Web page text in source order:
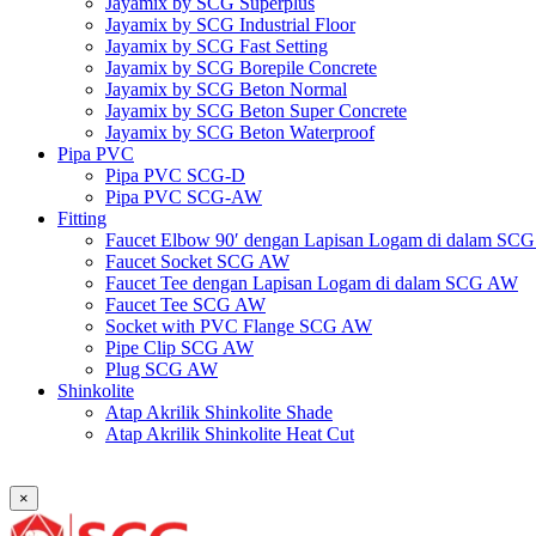
Jayamix by SCG Industrial Floor
Jayamix by SCG Fast Setting
Jayamix by SCG Borepile Concrete
Jayamix by SCG Beton Normal
Jayamix by SCG Beton Super Concrete
Jayamix by SCG Beton Waterproof
Pipa PVC
Pipa PVC SCG-D
Pipa PVC SCG-AW
Fitting
Faucet Elbow 90′ dengan Lapisan Logam di dalam
Faucet Socket SCG AW
Faucet Tee dengan Lapisan Logam di dalam SCG AW
Faucet Tee SCG AW
Socket with PVC Flange SCG AW
Pipe Clip SCG AW
Plug SCG AW
Shinkolite
Atap Akrilik Shinkolite Shade
Atap Akrilik Shinkolite Heat Cut
×